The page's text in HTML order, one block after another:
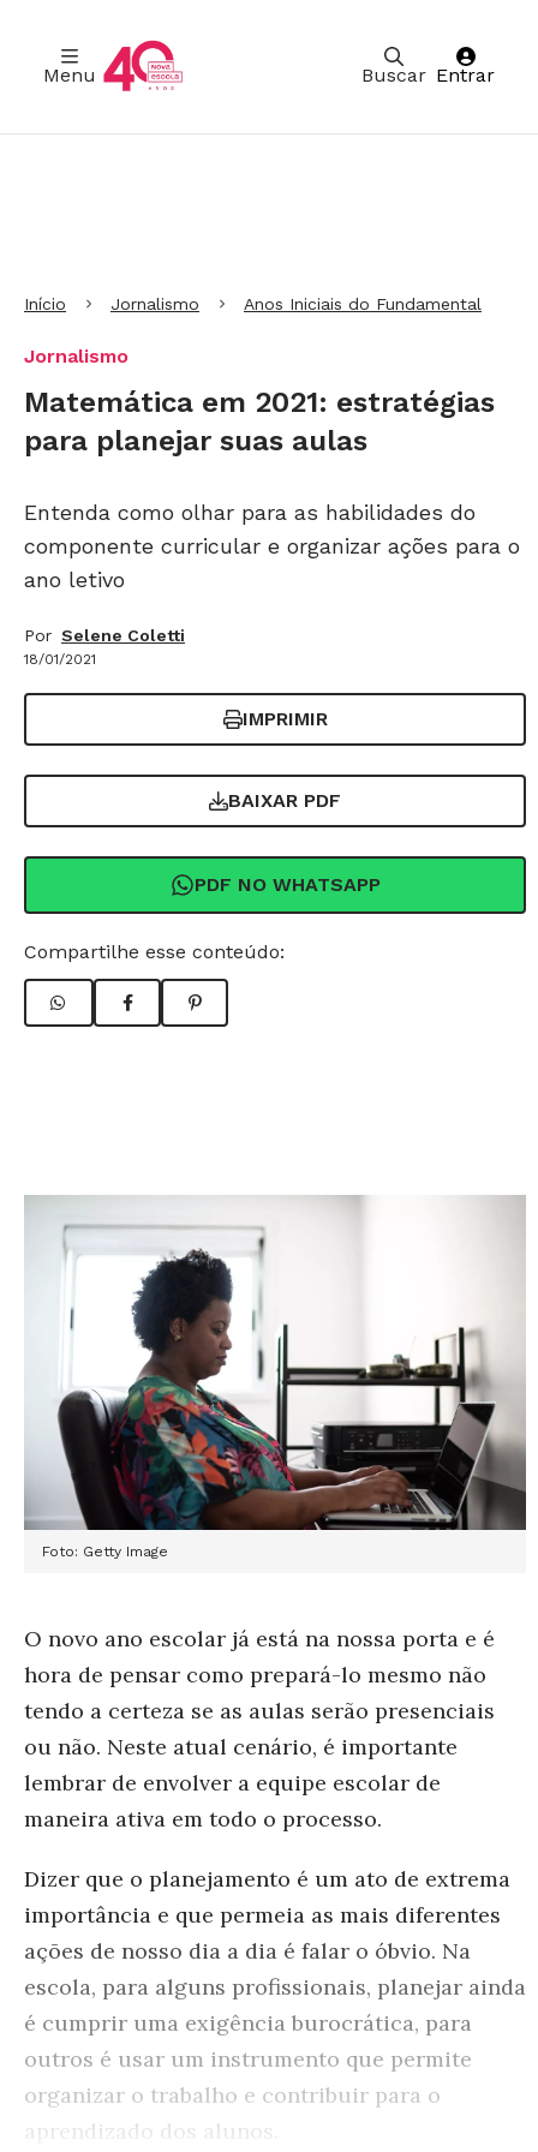
Buscar
Menu Entrar
Início Jornalismo Anos Iniciais do Fundamental
Jornalismo
Matemática em 2021: estratégias
para planejar suas aulas
Entenda como olhar para as habilidades do
componente curricular e organizar ações para o
ano letivo
Por Selene Coletti
18/01/2021
IMPRIMIR
BAIXAR PDF
PDF NO WHATSAPP
Compartilhe esse conteúdo:
Foto: Getty Image
O novo ano escolar já está na nossa porta e é
hora de pensar como prepará-lo mesmo não
tendo a certeza se as aulas serão presenciais
ou não. Neste atual cenário, é importante
lembrar de envolver a equipe escolar de
maneira ativa em todo o processo.
Dizer que o planejamento é um ato de extrema
importância e que permeia as mais diferentes
ações de nosso dia a dia é falar o óbvio. Na
escola, para alguns profissionais, planejar ainda
é cumprir uma exigência burocrática, para
outros é usar um instrumento que permite
organizar o trabalho e contribuir para o
aprendizado dos alunos.